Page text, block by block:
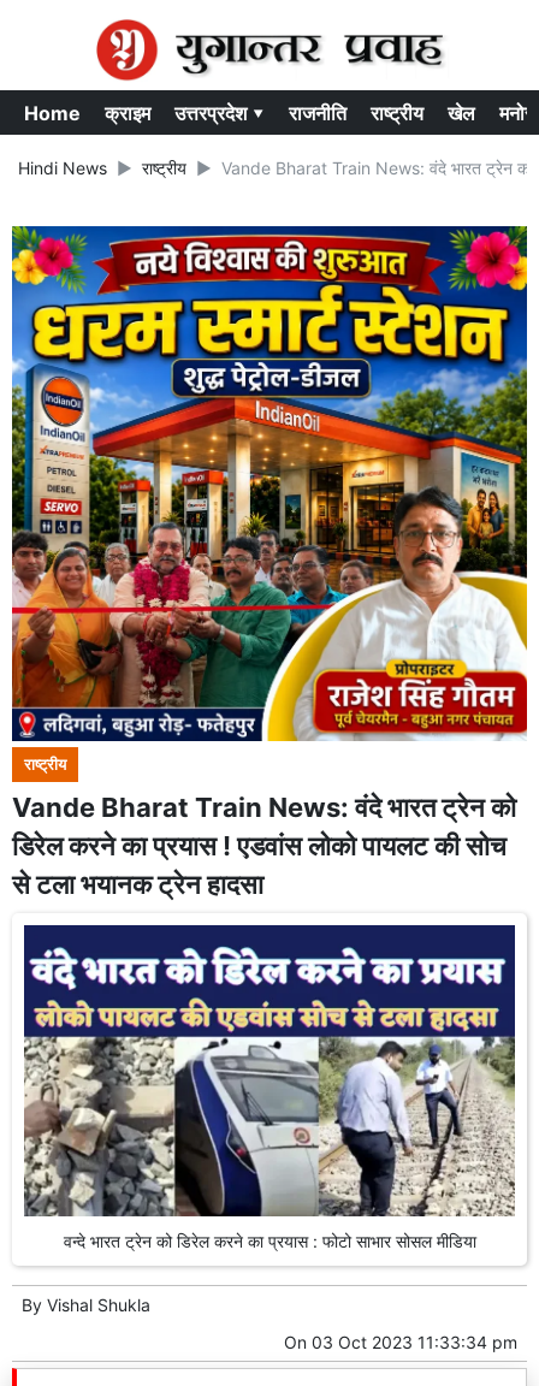
Home क्राइम उत्तरप्रदेश ▾ राजनीति राष्ट्रीय खेल
Hindi News राष्ट्रीय Vande Bharat Train News: वंदे भारत ट्रेन को
राष्ट्रीय
Vande Bharat Train News: वंदे भारत ट्रेन को
डिरेल करने का प्रयास ! एडवांस लोको पायलट की सोच
से टला भयानक ट्रेन हादसा
वन्दे भारत ट्रेन को डिरेल करने का प्रयास : फोटो साभार सोसल मीडिया
By Vishal Shukla
On 03 Oct 2023 11:33:34 pm